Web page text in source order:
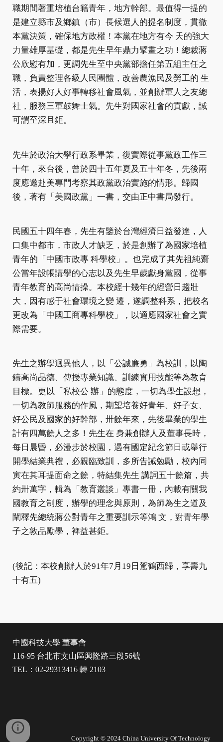
職期間著重培植台籍青年，地方幹部。最值得一提的
是建立縣市及鄉鎮（市）長候選人的提名制度，貫徹
本黨決策，確保地方政權！本黨在地方有今 天的強大
力量雄厚基礎，都是先生早年鼎力擘畫之功！總裁蔣
公欣慰有加，更調先生至中央黨部擔任第五組主任之
職，負責整理各級人民團體，改善農漁民及勞工的 生
活，表揚好人好事轉移社會風氣，並創辦軍人之友總
社，服務三軍鼓舞士氣。先生對國家社會的貢獻，誠
可謂至深且鉅。
先生於政治大學行政系畢業，復實際從事黨政工作三
十年，來台後，曾於四十五年夏及五十年冬，先後兩
度應邀赴美專門考察其政黨政治實施的情形。歸國
後，著有「美國政黨」一書，交由正中書局發行。
民國五十四年春，先生有鑒於台灣經濟日益發達，人
口集中都市，市政人才缺乏，於是創辦了為國家培植
青年的「中國市政專 科學校」。也完成了其先祖純齋
公當年設帳講學的心志以及先生早歲獻身黨國，從事
青年教育的高尚情操。本校經十幾年的經營日趨壯
大，因有感于社會環境之變 遷，遂調整科系，把校名
更改為「中國工商專科學校」，以適應國家社會之實
際需要。
先生之辦學迥異他人，以「公誠廉勇」為校訓，以陶
鑄高尚品德、傳授專業知識、訓練實用技能等為教育
目標。更以「私校公 辦」的態度，一切為學生設想，
一切為教師服務的作風，期望培養好青年、好子女、
好公民及國家的好幹部，卅餘年來，先後畢業的學生
計有四萬餘人之多！先生在 身兼創辦人及董事長時，
每日晨昏，必漫步於校園，遇有國定紀念節日或舉行
開學結業典禮，必親臨致訓，多所告誡勉勵，校內同
寅在其耳提面命之餘，特結集先生 講詞五十餘篇，共
約卅萬字，輯為「教育叢談」專書一冊，內載有關我
國教育之制度，辦學的理念與原則，為師為生之道及
闡釋先總統蔣公對青年之重要訓示等鴻 文，對青年學
子之敦品勵學，裨益甚鉅。
(後記：本校創辦人於91年7月19日駕鶴西歸，享壽九
十有五)
中國科技大學 董事會
116-95 台北市文山區興隆路三段56號
TEL：02-29313416 轉 2103
Copyright © 2024 China University Of Technology